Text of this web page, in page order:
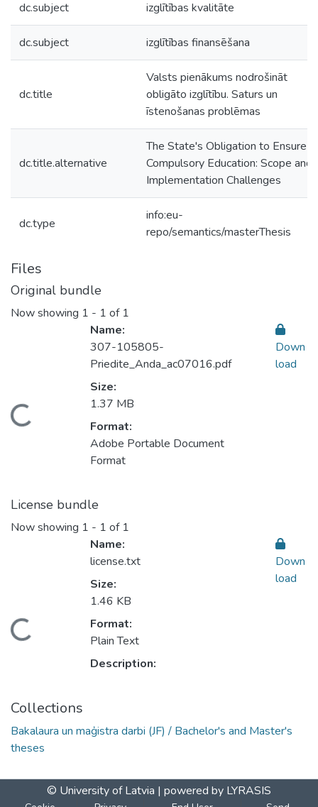
dc.subject izglītības kvalitāte
dc.subject izglītības finansēšana
dc.title
Valsts pienākums nodrošināt
obligāto izglītību. Saturs un
īstenošanas problēmas
dc.title.alternative
The State's Obligation to Ensure
Compulsory Education: Scope and
Implementation Challenges
dc.type
info:eu-
repo/semantics/masterThesis
Files
Original bundle
Now showing 1 - 1 of 1
Loading...
Name:
307-105805-
Priedite_Anda_ac07016.pdf
Size:
1.37 MB
Format:
Adobe Portable Document
Format
Down
load
License bundle
Now showing 1 - 1 of 1
Loading...
Name:
license.txt
Size:
1.46 KB
Format:
Plain Text
Description:
Down
load
Collections
Bakalaura un maģistra darbi (JF) / Bachelor's and Master's
theses
© University of Latvia | powered by LYRASIS